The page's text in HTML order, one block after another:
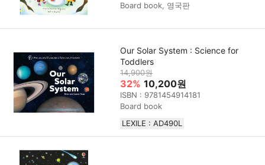
Board book, 영국판
Our Solar System : Science for
Toddlers
14,900원
32% 10,200원
ISBN : 9781454914181
Board book
LEXILE : AD490L